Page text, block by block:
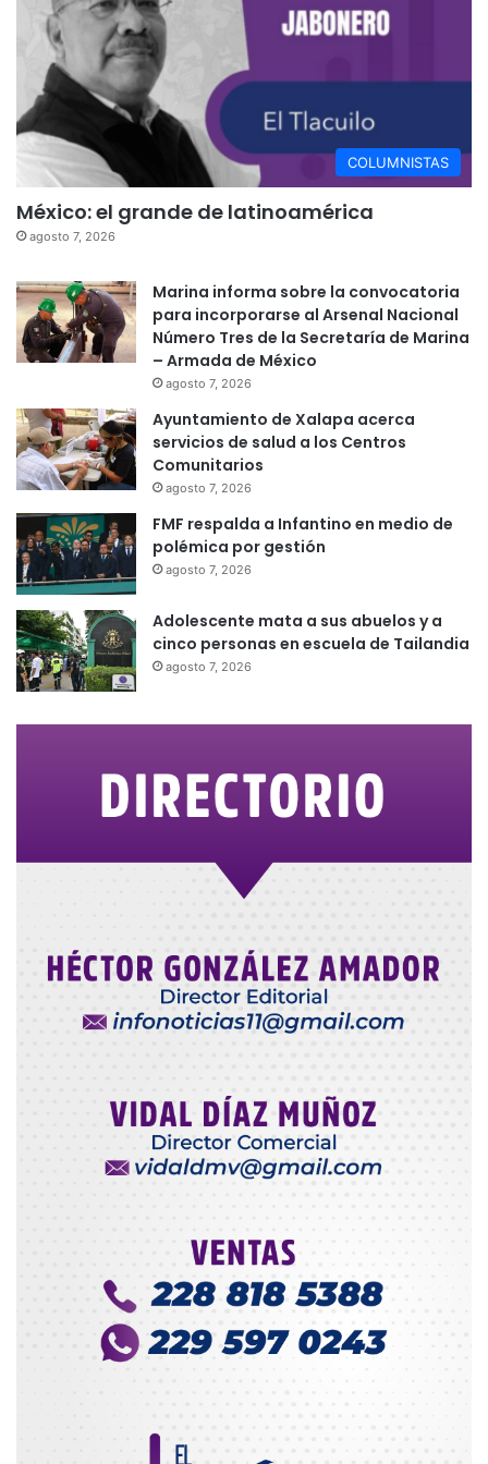
COLUMNISTAS
México: el grande de latinoamérica
agosto 7, 2026
Marina informa sobre la convocatoria
para incorporarse al Arsenal Nacional
Número Tres de la Secretaría de Marina
– Armada de México
agosto 7, 2026
Ayuntamiento de Xalapa acerca
servicios de salud a los Centros
Comunitarios
agosto 7, 2026
FMF respalda a Infantino en medio de
polémica por gestión
agosto 7, 2026
Adolescente mata a sus abuelos y a
cinco personas en escuela de Tailandia
agosto 7, 2026